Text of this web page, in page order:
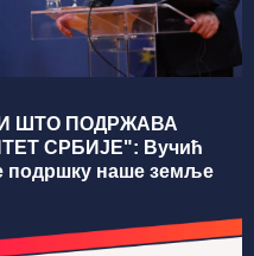
ШТО ПОДРЖАВА
СРБИЈЕ": Вучић
подршку наше земље